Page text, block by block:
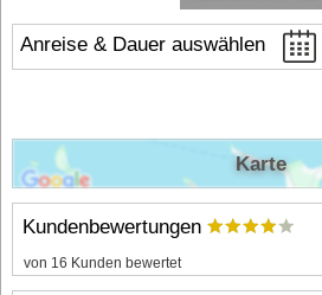
Anreise & Dauer auswählen
Kundenbewertungen
von 16 Kunden bewertet
Karte